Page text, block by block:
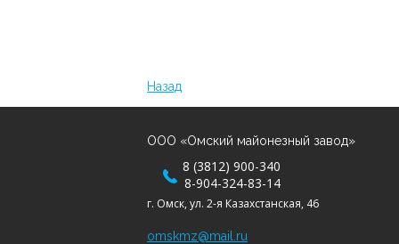
Назад
ООО «Омский майонезный завод»
8 (3812) 900-340
8-904-324-83-14
г. Омск, ул. 2-я Казахстанская, 46
omskmz@mail.ru